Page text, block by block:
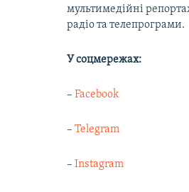
мультимедійні
радіо та телепрограми.
У соцмережах:
– Facebook
– Telegram
– Instagram